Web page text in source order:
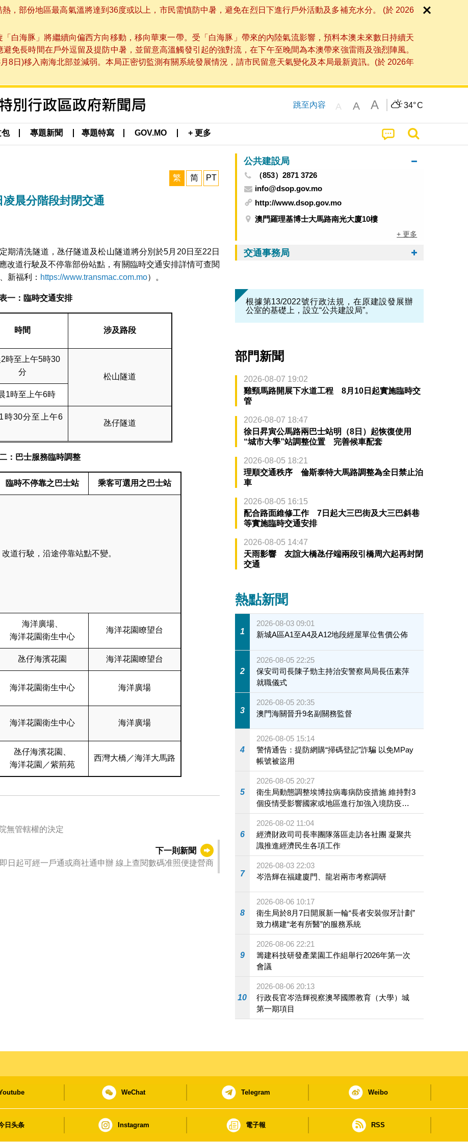
，部份地區最高氣溫將達到36度或以上，市民需慎防中暑，避免在烈日下進行戶外活動及多補充水分。 (於 2026
白海豚」將繼續向偏西方向移動，移向華東一帶。受「白海豚」帶來的內陸氣流影響，預料本澳未來數日持續天
免長時間在戶外逗留及提防中暑，並留意高溫觸發引起的強對流，在下午至晚間為本澳帶來強雷雨及強烈陣風。
8日)移入南海北部並減弱。本局正密切監測有關系統發展情況，請市民留意天氣變化及本局最新資訊。(於 2026年
跳至內容 A A A 34°C
包 專題新聞 專題特寫 GOV.MO + 更多
繁 简 PT
晨分階段封閉交通
期清洗隧道，氹仔隧道及松山隧道將分別於5月20日至22日
改道行駛及不停靠部份站點，有關臨時交通安排詳情可查閱
、新福利： https://www.transmac.com.mo）。
一 ：臨時交通安排
時間 涉及路段
時至上午5時30
分
松山隧道
1時至上午6時
時30分至上午6
氹仔隧道
： 巴士服務臨時調整
臨時不停靠之巴士站 乘客可選用之巴士站
改道行駛，沿途停靠站點不變。
海洋廣場、
海洋花園衛生中心
海洋花園瞭望台
氹仔海濱花園 海洋花園瞭望台
海洋花園衛生中心 海洋廣場
海洋花園衛生中心 海洋廣場
氹仔海濱花園、
海洋花園／紫荊苑
西灣大橋／海洋大馬路
無管轄權的決定
下一則新聞
房地產中介業務網上申請即日起可經一戶通或商社通申辦 線上查閱數碼准照便捷營商
公共建設局
（853）2871 3726
info@dsop.gov.mo
http://www.dsop.gov.mo
澳門羅理基博士大馬路南光大廈10樓
+ 更多
交通事務局
根據第13/2022號行政法規，在原建設發展辦
公室的基礎上，設立“公共建設局”。
部門新聞
2026-08-07 19:02
雞頸馬路開展下水道工程 8月10日起實施臨時交
管
2026-08-07 18:47
徐日昇寅公馬路兩巴士站明（8日）起恢復使用
“城市大學”站調整位置 完善候車配套
2026-08-05 18:21
理順交通秩序 倫斯泰特大馬路調整為全日禁止泊
車
2026-08-05 16:15
配合路面維修工作 7日起大三巴街及大三巴斜巷
等實施臨時交通安排
2026-08-05 14:47
天雨影響 友誼大橋氹仔端兩段引橋周六起再封閉
交通
熱點新聞
1
2026-08-03 09:01
新城A區A1至A4及A12地段經屋單位售價公佈
2
2026-08-05 22:25
保安司司長陳子勁主持治安警察局局長伍素萍
就職儀式
3
2026-08-05 20:35
澳門海關晉升9名副關務監督
4
2026-08-05 15:14
警情通告：提防網購“掃碼登記”詐騙 以免MPay
帳號被盜用
5
2026-08-05 20:27
衛生局動態調整埃博拉病毒病防疫措施 維持對3
個疫情受影響國家或地區進行加強入境防疫措
施
6
2026-08-02 11:04
經濟財政司司長率團隊落區走訪各社團 凝聚共
識推進經濟民生各項工作
7
2026-08-03 22:03
岑浩輝在福建廈門、龍岩兩市考察調研
8
2026-08-06 10:17
衛生局於8月7日開展新一輪“長者安裝假牙計劃”
致力構建“老有所醫”的服務系統
9
2026-08-06 22:21
籌建科技研發產業園工作組舉行2026年第一次
會議
10
2026-08-06 20:13
行政長官岑浩輝視察澳琴國際教育（大學）城
第一期項目
WeChat Telegram Weibo
日头条 Instagram 電子報 RSS